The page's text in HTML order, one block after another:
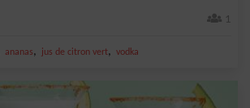
1
ananas, jus de citron vert, vodka